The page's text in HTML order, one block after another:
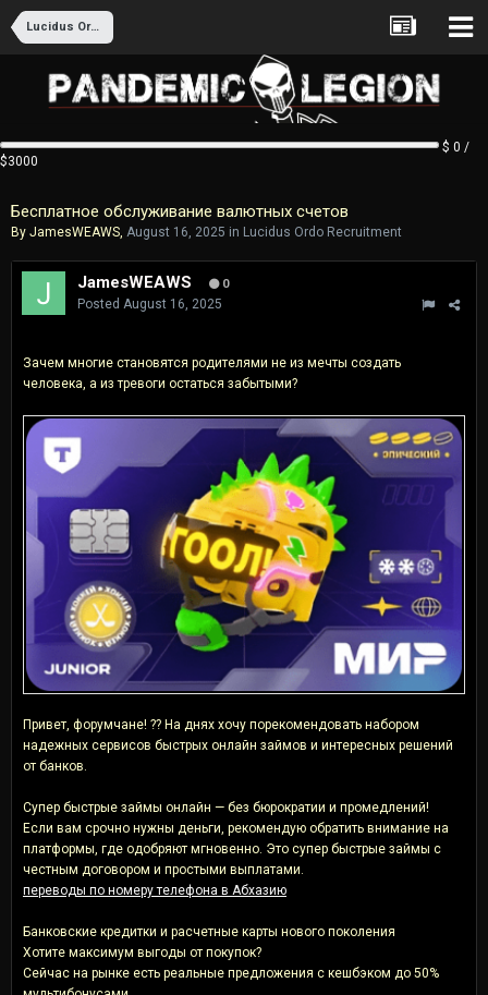
Lucidus Ordo Recruitment
$ 0 /
$3000
Бесплатное обслуживание валютных счетов
By JamesWEAWS August 16, 2025 in Lucidus Ordo Recruitment
JamesWEAWS 0
Posted August 16, 2025
Зачем многие становятся родителями не из мечты создать
человека, а из тревоги остаться забытыми?
Привет, форумчане! ?? На днях хочу порекомендовать набором
надежных сервисов быстрых онлайн займов и интересных решений
от банков.
Супер быстрые займы онлайн — без бюрократии и промедлений!
Если вам срочно нужны деньги, рекомендую обратить внимание на
платформы, где одобряют мгновенно. Это супер быстрые займы с
честным договором и простыми выплатами.
переводы по номеру телефона в Абхазию
Банковские кредитки и расчетные карты нового поколения
Хотите максимум выгоды от покупок?
Сейчас на рынке есть реальные предложения с кешбэком до 50%